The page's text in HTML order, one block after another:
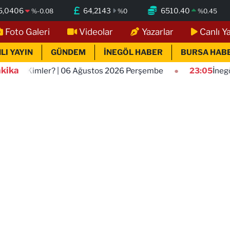
%-0.08 64,2143 %0 6510.40 %0.45
Foto Galeri Videolar Yazarlar Canlı
YAYIN GÜNDEM İNEGÖL HABER BURSA
2026 Perşembe 23:05İnegöl'de Bugün Kimler